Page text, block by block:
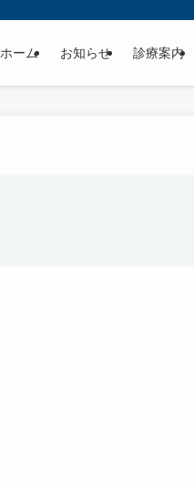
ホーム お知らせ 診療案内